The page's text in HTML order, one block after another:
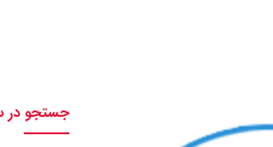
جستجو در